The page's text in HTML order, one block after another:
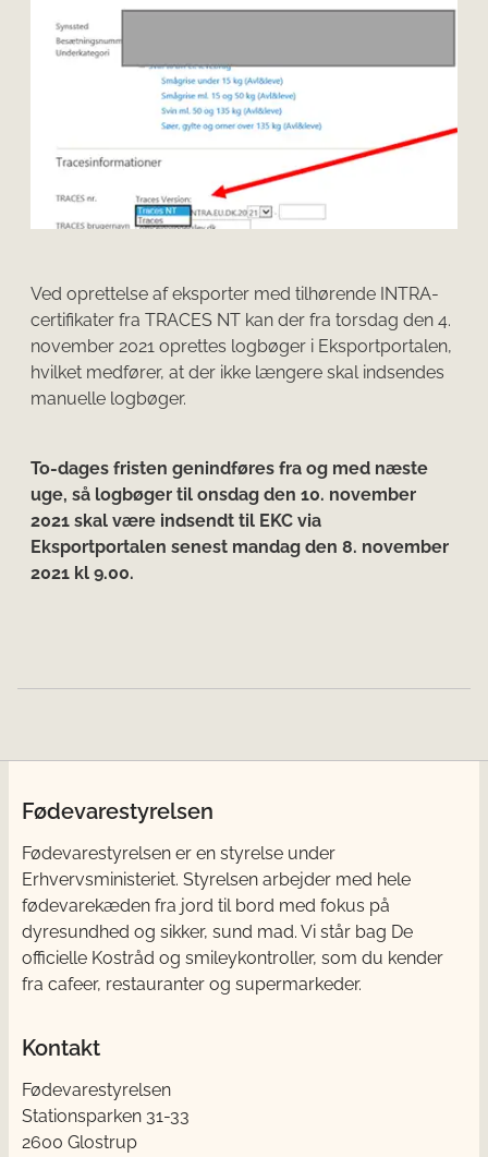
Ved oprettelse af eksporter med tilhørende INTRA-
certifikater fra TRACES NT kan der fra torsdag den 4.
november 2021 oprettes logbøger i Eksportportalen,
hvilket medfører, at der ikke længere skal indsendes
manuelle logbøger.
To-dages fristen genindføres fra og med næste
uge, så logbøger til onsdag den 10. november
2021 skal være indsendt til EKC via
Eksportportalen senest mandag den 8. november
2021 kl 9.00.
Fødevarestyrelsen
Fødevarestyrelsen er en styrelse under
Erhvervsministeriet. Styrelsen arbejder med hele
fødevarekæden fra jord til bord med fokus på
dyresundhed og sikker, sund mad. Vi står bag De
officielle Kostråd og smileykontroller, som du kender
fra cafeer, restauranter og supermarkeder.
Kontakt
Fødevarestyrelsen
Stationsparken 31-33
2600 Glostrup